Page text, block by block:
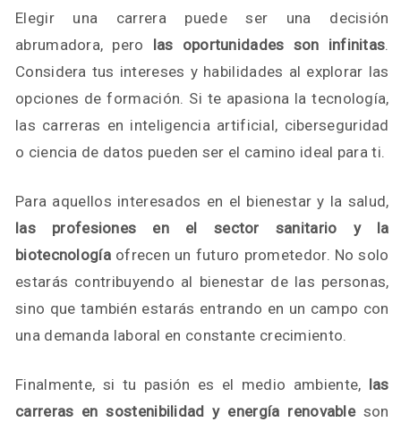
Elegir una carrera puede ser una decisión
abrumadora, pero las oportunidades son infinitas.
Considera tus intereses y habilidades al explorar las
opciones de formación. Si te apasiona la tecnología,
las carreras en inteligencia artificial, ciberseguridad
o ciencia de datos pueden ser el camino ideal para ti.
Para aquellos interesados en el bienestar y la salud,
las profesiones en el sector sanitario y la
biotecnologíaofrecen un futuro prometedor. No solo
estarás contribuyendo al bienestar de las personas,
sino que también estarás entrando en un campo con
una demanda laboral en constante crecimiento.
Finalmente, si tu pasión es el medio ambiente, las
carreras en sostenibilidad y energía renovableson